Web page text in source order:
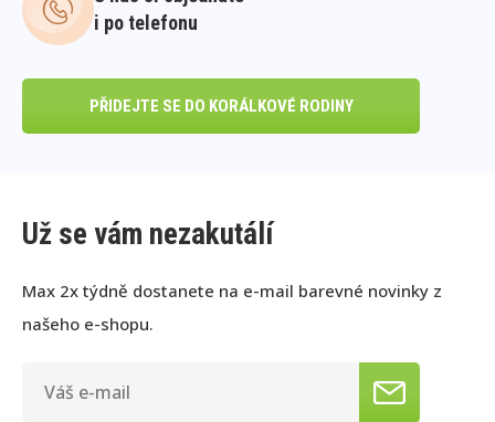
i po telefonu
PŘIDEJTE SE DO KORÁLKOVÉ RODINY
Už se vám nezakutálí
Max 2x týdně dostanete na e-mail barevné novinky z
našeho e-shopu.